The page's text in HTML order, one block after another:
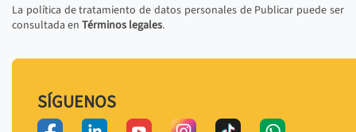
La política de tratamiento de datos personales de Publicar puede ser
consultada en Términos legales.
SÍGUENOS